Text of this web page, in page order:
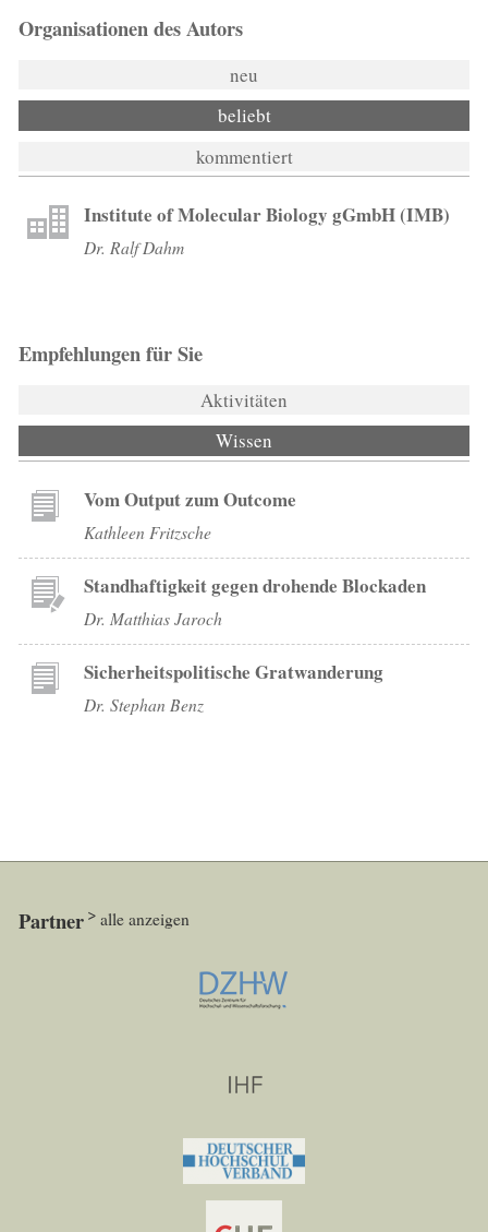
Organisationen des Autors
neu
beliebt
kommentiert
Institute of Molecular Biology gGmbH (IMB)
Dr. Ralf Dahm
Empfehlungen für Sie
Aktivitäten
Wissen
Vom Output zum Outcome
Kathleen Fritzsche
Standhaftigkeit gegen drohende Blockaden
Dr. Matthias Jaroch
Sicherheitspolitische Gratwanderung
Dr. Stephan Benz
Partner alle anzeigen